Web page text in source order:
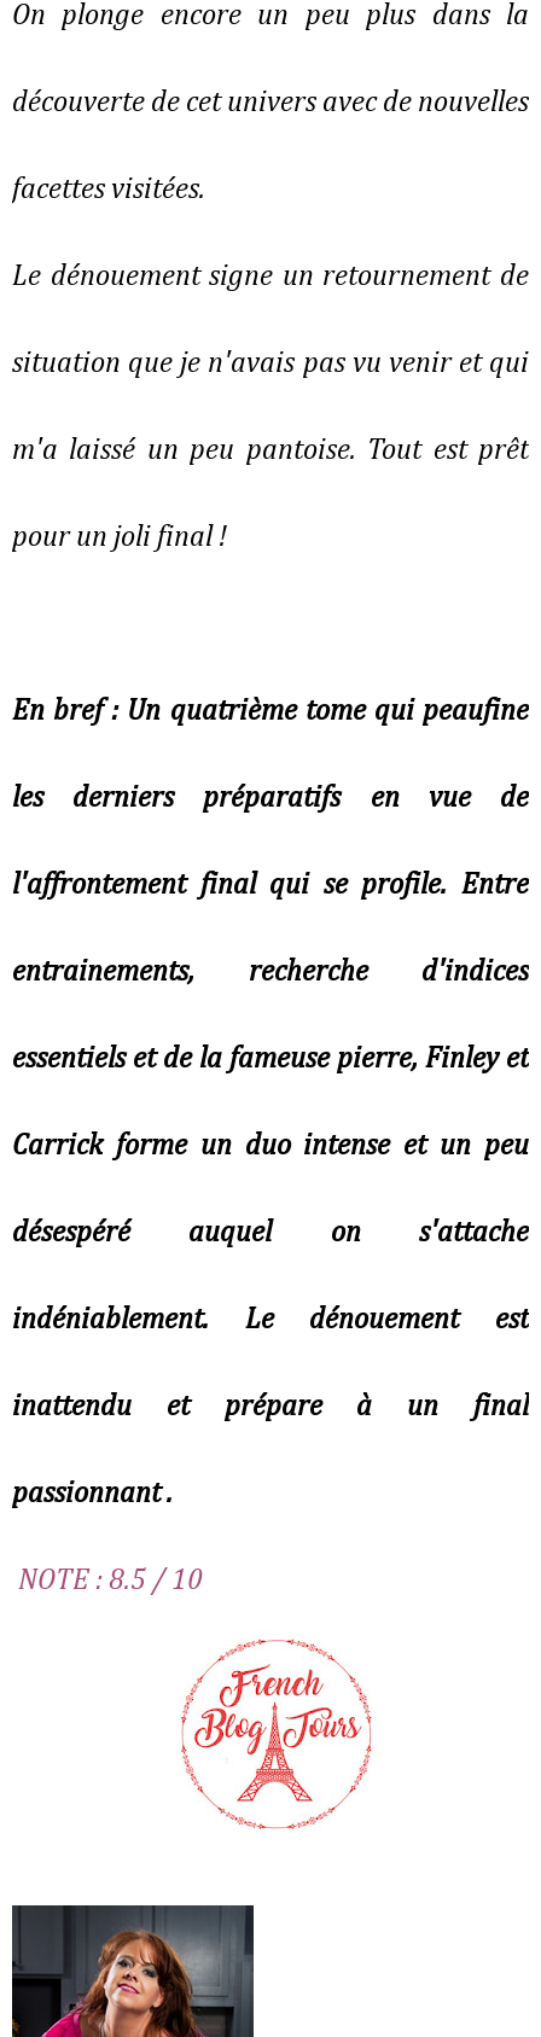
On plonge encore un peu plus dans la
découverte de cet univers avec de nouvelles
facettes visitées.
Le dénouement signe un retournement de
situation que je n'avais pas vu venir et qui
m'a laissé un peu pantoise. Tout est prêt
pour un joli final !
En bref : Un quatrième tome qui peaufine
les derniers préparatifs en vue de
l'affrontement final qui se profile. Entre
entrainements, recherche d'indices
essentiels et de la fameuse pierre, Finley et
Carrick forme un duo intense et un peu
désespéré auquel on s'attache
indéniablement. Le dénouement est
inattendu et prépare à un final
passionnant .
NOTE : 8.5 / 10